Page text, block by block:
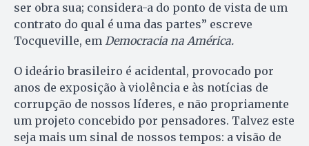
ser obra sua; considera-a do ponto de vista de um
contrato do qual é uma das partes” escreve
Tocqueville, em Democracia na América.
O ideário brasileiro é acidental, provocado por
anos de exposição à violência e às notícias de
corrupção de nossos líderes, e não propriamente
um projeto concebido por pensadores. Talvez este
seja mais um sinal de nossos tempos: a visão de